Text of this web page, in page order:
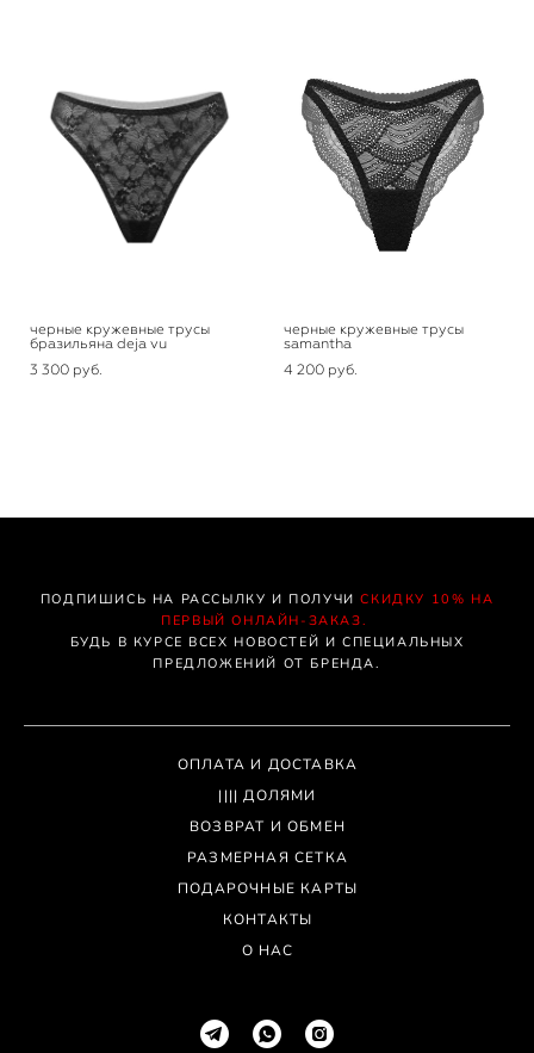
черные кружевные трусы
бразильяна deja vu
3 300 pуб.
черные кружевные трусы
samantha
4 200 pуб.
ПОДПИШИСЬ НА РАССЫЛКУ И ПОЛУЧИСКИДКУ 10% НА
ПЕРВЫЙ ОНЛАЙН-ЗАКАЗ.
БУДЬ В КУРСЕ ВСЕХ НОВОСТЕЙ И СПЕЦИАЛЬНЫХ
ПРЕДЛОЖЕНИЙ ОТ БРЕНДА.
ОПЛАТА И ДОСТАВКА
|||| ДОЛЯМИ
ВОЗВРАТ И ОБМЕН
РАЗМЕРНАЯ СЕТКА
ПОДАРОЧНЫЕ КАРТЫ
КОНТАКТЫ
О НАС